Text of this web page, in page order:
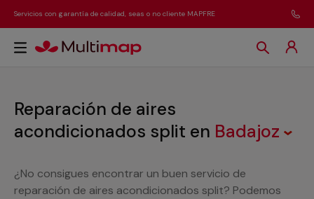
Servicios con garantía de calidad, seas o no cliente MAPFRE
Reparación de aires
acondicionados split en Badajoz
¿No consigues encontrar un buen servicio de
reparación de aires acondicionados split? Podemos